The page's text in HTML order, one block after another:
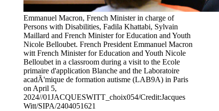
Emmanuel Macron, French Minister in charge of
Persons with Disabilities, Fadila Khattabi, Sylvain
Maillard and French Minister for Education and Youth
Nicole Belloubet. French President Emmanuel Macron
witt French Minister for Education and Youth Nicole
Belloubet in a classroom during a visit to the Ecole
primaire d'application Blanche and the Laboratoire
acadÃ'mique de formation autisme (LAB9A) in Paris
on April 5,
2024//01JACQUESWITT_choix054/Credit:Jacques
Witt/SIPA/2404051621